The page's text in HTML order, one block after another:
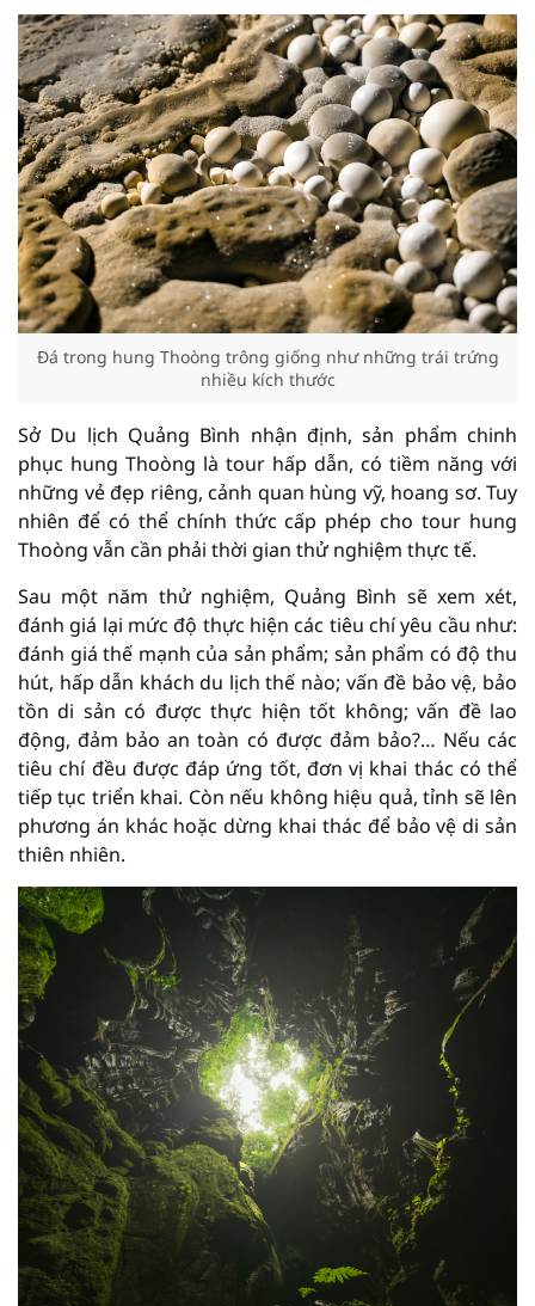
Đá trong hung Thoòng trông giống như những trái trứng
nhiều kích thước
Sở Du lịch Quảng Bình nhận định, sản phẩm chinh
phục hung Thoòng là tour hấp dẫn, có tiềm năng với
những vẻ đẹp riêng, cảnh quan hùng vỹ, hoang sơ. Tuy
nhiên để có thể chính thức cấp phép cho tour hung
Thoòng vẫn cần phải thời gian thử nghiệm thực tế.
Sau một năm thử nghiệm, Quảng Bình sẽ xem xét,
đánh giá lại mức độ thực hiện các tiêu chí yêu cầu như:
đánh giá thế mạnh của sản phẩm; sản phẩm có độ thu
hút, hấp dẫn khách du lịch thế nào; vấn đề bảo vệ, bảo
tồn di sản có được thực hiện tốt không; vấn đề lao
động, đảm bảo an toàn có được đảm bảo?… Nếu các
tiêu chí đều được đáp ứng tốt, đơn vị khai thác có thể
tiếp tục triển khai. Còn nếu không hiệu quả, tỉnh sẽ lên
phương án khác hoặc dừng khai thác để bảo vệ di sản
thiên nhiên.